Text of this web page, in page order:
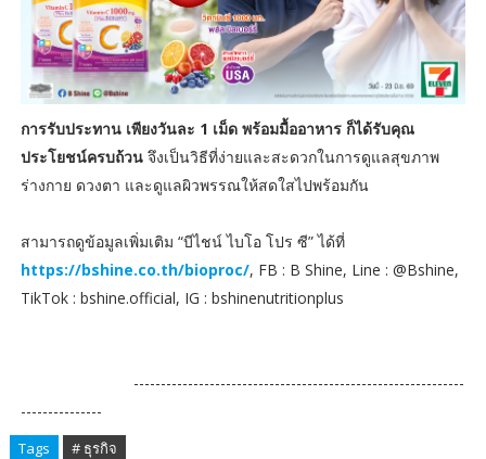
การรับประทาน เพียงวันละ 1 เม็ด พร้อมมื้ออาหาร ก็ได้รับคุณ
ประโยชน์ครบถ้วนจึงเป็นวิธีที่ง่ายและสะดวกในการดูแลสุขภาพ
ร่างกาย ดวงตา และดูแลผิวพรรณให้สดใสไปพร้อมกัน
สามารถดูข้อมูลเพิ่มเติม “บีไชน์ ไบโอ โปร ซี” ได้ที่
https://bshine.co.th/bioproc/, FB : B Shine, Line : @Bshine,
TikTok : bshine.official, IG : bshinenutritionplus
-------------------------------------------------------------
---------------
Tags # ธุรกิจ